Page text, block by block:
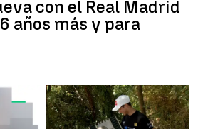
con el Real Madrid
años más y para